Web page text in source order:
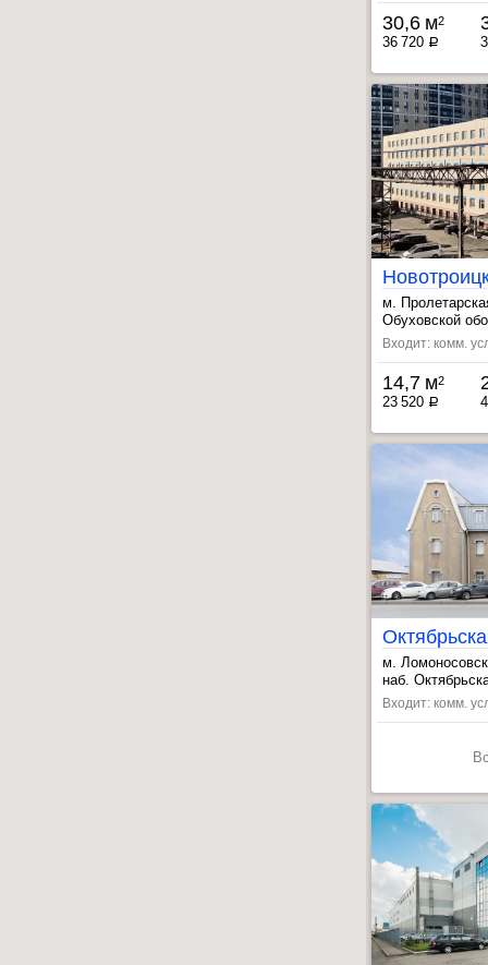
30,6 м2
36 720 a
м.
,Обуховской
Входит: комм.
14,7 м2
23 520 a
м.
, Дыбенко ул.
наб.
Входит: комм.